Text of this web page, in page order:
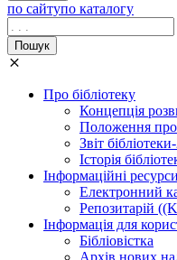
по сайтупо каталогу
Пошук
Про бібліотеку
Концепція
Положення про
Звіт
Історія
Інформаційні
Електронний
Репозитарій
Інформація для
Бібліовістка
Архів нових